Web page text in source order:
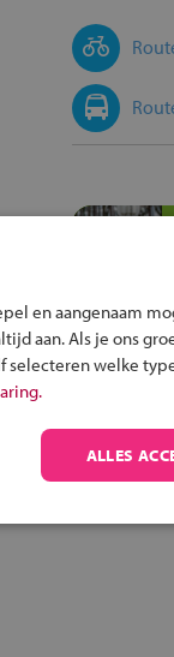
en aangenaam
aan. Als je ons
selecteren welke
ALLES